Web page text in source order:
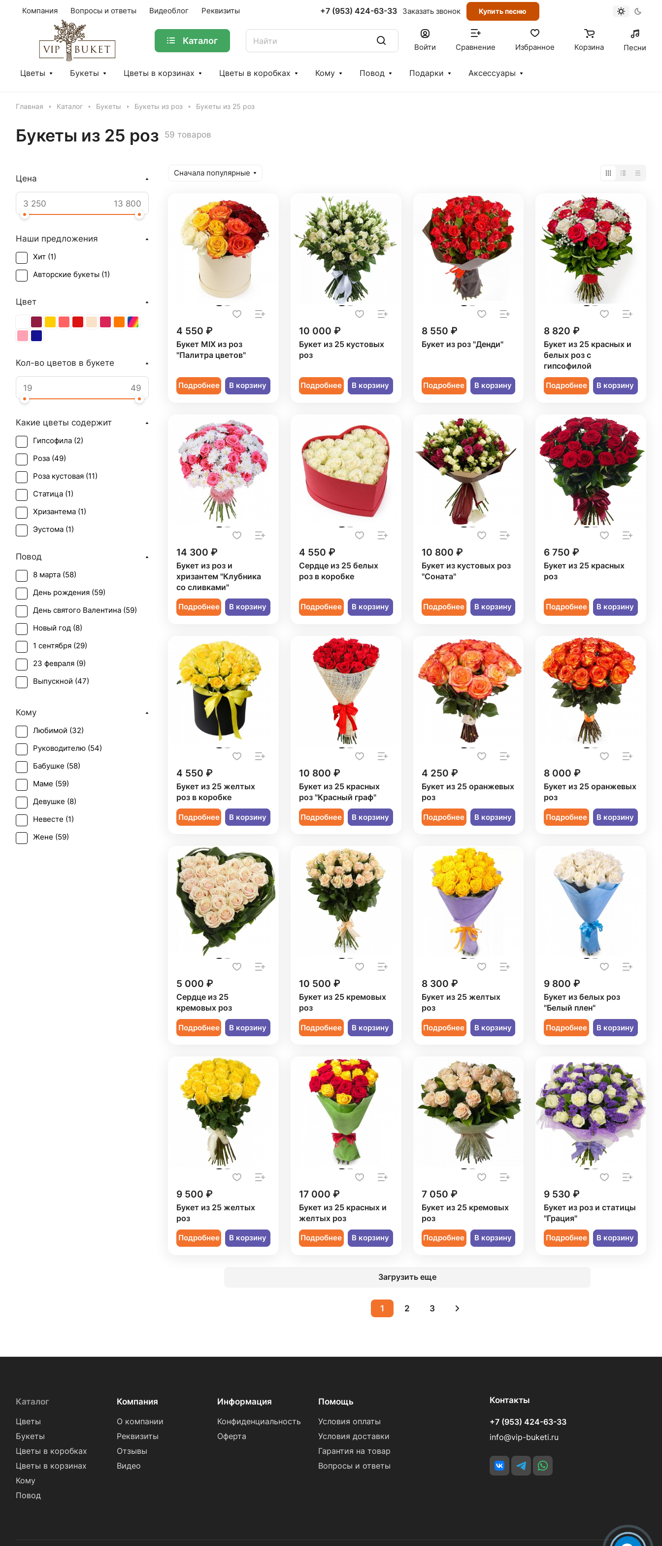
Компания Вопросы и ответы Видеоблог Реквизиты +7 (953) 424-63-33 Заказать звонок Купить песню
Каталог
Войти Сравнение Избранное Корзина Песни
Цветы Букеты Цветы в корзинах Цветы в коробках Кому Повод Подарки Аксессуары
Главная Каталог Букеты Букеты из роз Букеты из 25 роз
Букеты из 25 роз 59 товаров
Сначала популярные
4 550 ₽
Букет MIX из роз
"Палитра цветов"
Подробнее В корзину
10 000 ₽
Букет из 25 кустовых
роз
Подробнее В корзину
8 550 ₽
Букет из роз "Денди"
Подробнее В корзину
8 820 ₽
Букет из 25 красных и
белых роз с
гипсофилой
Подробнее В корзину
14 300 ₽
Букет из роз и
хризантем "Клубника
со сливками"
Подробнее В корзину
4 550 ₽
Сердце из 25 белых
роз в коробке
Подробнее В корзину
10 800 ₽
Букет из кустовых роз
"Соната"
Подробнее В корзину
6 750 ₽
Букет из 25 красных
роз
Подробнее В корзину
4 550 ₽
Букет из 25 желтых
роз в коробке
Подробнее В корзину
10 800 ₽
Букет из 25 красных
роз "Красный граф"
Подробнее В корзину
4 250 ₽
Букет из 25 оранжевых
роз
Подробнее В корзину
8 000 ₽
Букет из 25 оранжевых
роз
Подробнее В корзину
5 000 ₽
Сердце из 25
кремовых роз
Подробнее В корзину
10 500 ₽
Букет из 25 кремовых
роз
Подробнее В корзину
8 300 ₽
Букет из 25 желтых
роз
Подробнее В корзину
9 800 ₽
Букет из белых роз
"Белый плен"
Подробнее В корзину
9 500 ₽
Букет из 25 желтых
роз
Подробнее В корзину
17 000 ₽
Букет из 25 красных и
желтых роз
Подробнее В корзину
7 050 ₽
Букет из 25 кремовых
роз
Подробнее В корзину
9 530 ₽
Букет из роз и статицы
"Грация"
Подробнее В корзину
Загрузить еще
1 2 3
Цена
Наши предложения
Хит (1)
Авторские букеты (1)
Цвет
Кол-во цветов в букете
Какие цветы содержит
Гипсофила (2)
Роза (49)
Роза кустовая (11)
Статица (1)
Хризантема (1)
Эустома (1)
Повод
8 марта (58)
День рождения (59)
День святого Валентина (59)
Новый год (8)
1 сентября (29)
23 февраля (9)
Выпускной (47)
День учителя (
Пасха (2)
Первое свидание (55
Последний звонок (
Рождение ребенка (
Рождество (
Свадьба (2)
Татьянин день (
Кому
Любимой (32)
Руководителю (54)
Бабушке (58)
Маме (59)
Девушке (8)
Невесте (1)
Жене (59)
Каталог
Цветы
Букеты
Цветы в коробках
Цветы в корзинах
Кому
Повод
Компания
О компании
Реквизиты
Отзывы
Видео
Информация
Конфиденциальность
Оферта
Помощь
Условия оплаты
Условия доставки
Гарантия на товар
Вопросы и ответы
Контакты
+7 (953) 424-63-33
info@vip-buketi.ru